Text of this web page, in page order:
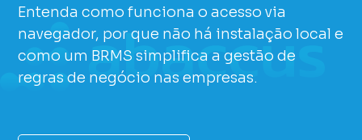
Entenda como funciona o acesso via
navegador, por que não há instalação local e
como um BRMS simplifica a gestão de
regras de negócio nas empresas.